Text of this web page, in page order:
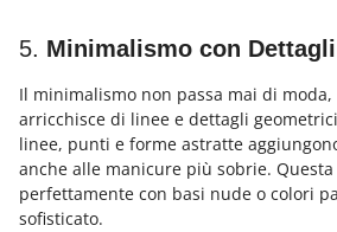
5. Minimalismo con
Il minimalismo non passa mai di moda,
arricchisce di linee e dettagli
linee, punti e forme astratte
anche alle manicure più sobrie.
perfettamente con basi nude o colori
sofisticato.